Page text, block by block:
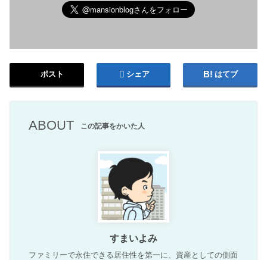
ポスト シェア はてブ
ABOUT この記事をかいた人
すまいよみ
ファミリーで永住できる居住性を第一に、資産としての側面